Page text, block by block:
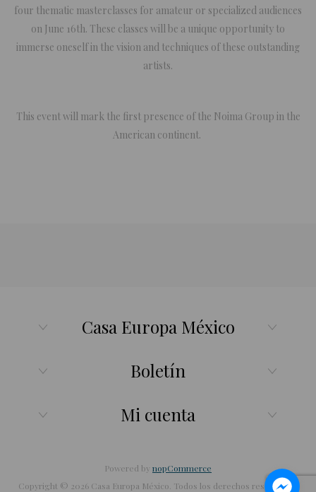
four thematic masterclasses for amateur or specialized audiences
on June 16th. These classes will be a unique opportunity to
immerse oneself in the vision and techniques of these outstanding
artists.
This event will mark the first presence of the Noima Group in the
American continent.
Casa Europa México
Boletín
Mi cuenta
Powered by nopCommerce
Copyright © 2026 Casa Europa México. Todos los derechos reservados.